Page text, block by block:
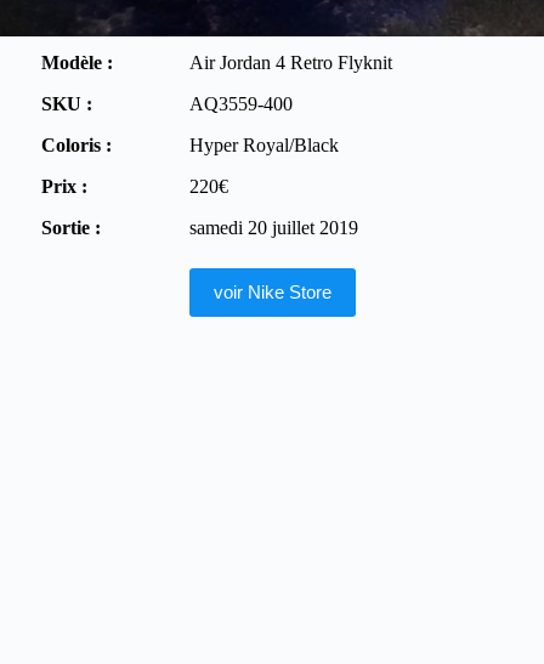
Modèle :
Air Jordan 4 Retro Flyknit
SKU :
AQ3559-400
Coloris :
Hyper Royal/Black
Prix :
220€
Sortie :
samedi 20 juillet 2019
voir Nike Store